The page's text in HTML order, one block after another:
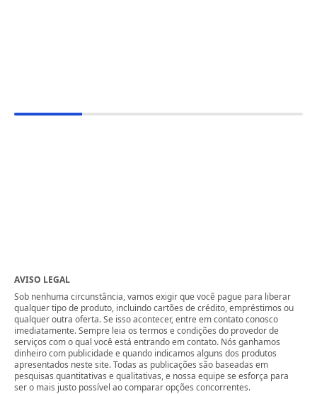
AVISO LEGAL
Sob nenhuma circunstância, vamos exigir que você pague para liberar
qualquer tipo de produto, incluindo cartões de crédito, empréstimos ou
qualquer outra oferta. Se isso acontecer, entre em contato conosco
imediatamente. Sempre leia os termos e condições do provedor de
serviços com o qual você está entrando em contato. Nós ganhamos
dinheiro com publicidade e quando indicamos alguns dos produtos
apresentados neste site. Todas as publicações são baseadas em
pesquisas quantitativas e qualitativas, e nossa equipe se esforça para
ser o mais justo possível ao comparar opções concorrentes.